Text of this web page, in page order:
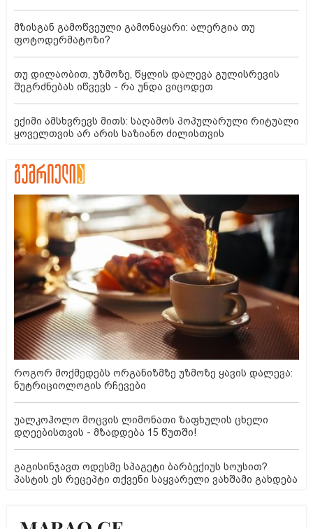
მზისგან გამოწვეული გამონაყარი: ალერგია თუ
ფოტოდერმატოზი?
თუ დილაობით, უზმოზე, წყლის დალევა გულისრევის
შეგრძნებას იწვევს - რა უნდა ვიცოდეთ
ექიმი ამსხვრევს მითს: საღამოს პოპულარული რიტუალი
ყოველთვის არ არის საზიანო ძილისთვის
როგორ მოქმედებს ორგანიზმზე უზმოზე ყავის დალევა:
ნუტრიციოლოგის რჩევები
უალკოჰოლო მოცვის ლიმონათი ზაფხულის ცხელი
დღეებისთვის - მზადდება 15 წუთში!
გაგისინჯავთ ოდესმე სპაგეტი ბარბექიუს სოუსით?
პასტის ეს რეცეპტი თქვენი საყვარელი ვახშამი გახდება